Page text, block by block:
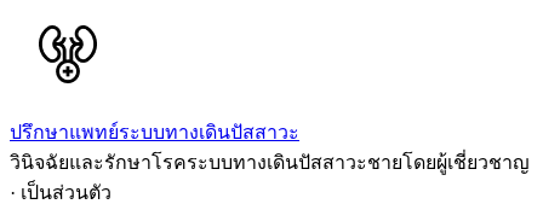
ปรึกษาแพทย์ระบบทางเดินปัสสาวะ
วินิจฉัยและรักษาโรคระบบทางเดินปัสสาวะชายโดยผู้เชี่ยวชาญ
· เป็นส่วนตัว